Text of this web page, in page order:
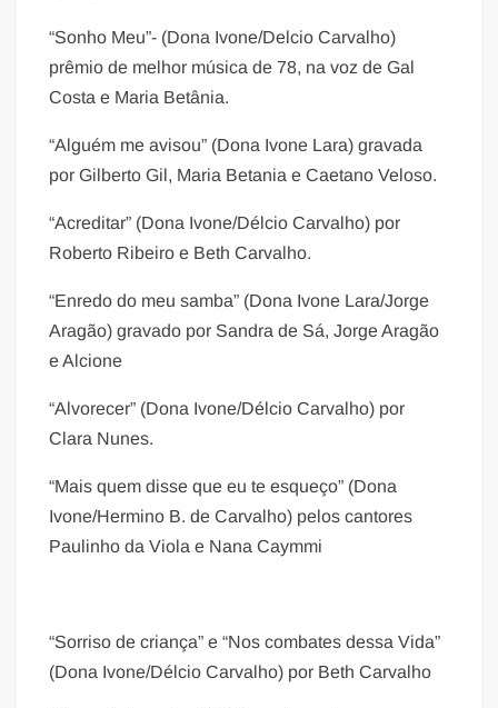
“Sonho Meu”- (Dona Ivone/Delcio Carvalho)
prêmio de melhor música de 78, na voz de Gal
Costa e Maria Betânia.
“Alguém me avisou” (Dona Ivone Lara) gravada
por Gilberto Gil, Maria Betania e Caetano Veloso.
“Acreditar” (Dona Ivone/Délcio Carvalho) por
Roberto Ribeiro e Beth Carvalho.
“Enredo do meu samba” (Dona Ivone Lara/Jorge
Aragão) gravado por Sandra de Sá, Jorge Aragão
e Alcione
“Alvorecer” (Dona Ivone/Délcio Carvalho) por
Clara Nunes.
“Mais quem disse que eu te esqueço” (Dona
Ivone/Hermino B. de Carvalho) pelos cantores
Paulinho da Viola e Nana Caymmi
“Sorriso de criança” e “Nos combates dessa Vida”
(Dona Ivone/Délcio Carvalho) por Beth Carvalho